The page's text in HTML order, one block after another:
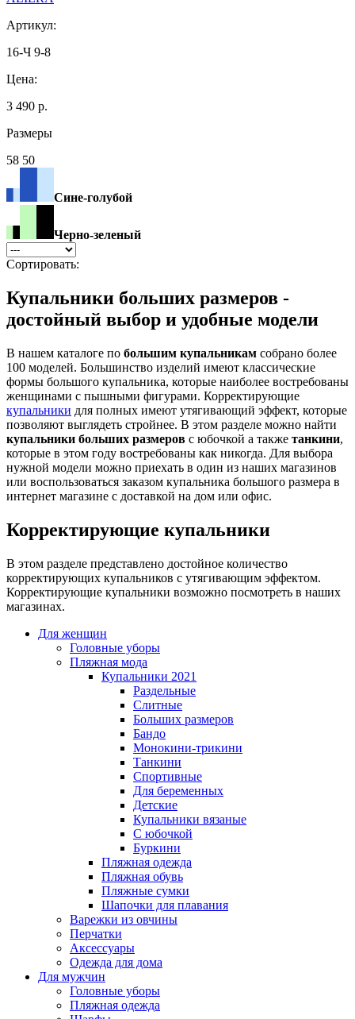
Артикул:
16-Ч 9-8
Цена:
3 490 р.
Размеры
58 50
Сине-голубой
Черно-зеленый
Сортировать:
Купальники больших размеров -
достойный выбор и удобные модели
В нашем каталоге по большим купальникам собрано более
100 моделей. Большинство изделий имеют классические
формы большого купальника, которые наиболее востребованы
женщинами с пышными фигурами. Корректирующие
купальники для полных имеют утягивающий эффект, которые
позволяют выглядеть стройнее. В этом разделе можно найти
купальники больших размеров с юбочкой а также танкини,
которые в этом году востребованы как никогда. Для выбора
нужной модели можно приехать в один из наших магазинов
или воспользоваться заказом купальника большого размера в
интернет магазине с доставкой на дом или офис.
Корректирующие купальники
В этом разделе представлено достойное количество
корректирующих купальников с утягивающим эффектом.
Корректирующие купальники возможно посмотреть в наших
магазинах.
Для женщин
Головные уборы
Пляжная мода
Купальники 2021
Раздельные
Слитные
Больших размеров
Бандо
Монокини-трикини
Танкини
Спортивные
Для беременных
Детские
Купальники вязаные
С юбочкой
Буркини
Пляжная одежда
Пляжная обувь
Пляжные сумки
Шапочки для плавания
Варежки из овчины
Перчатки
Аксессуары
Одежда для дома
Для мужчин
Головные уборы
Пляжная одежда